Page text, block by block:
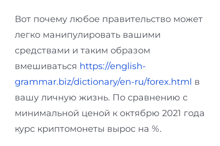
Вот почему любое правительство может
легко манипулировать вашими
средствами и таким образом
вмешиваться https://english-
grammar.biz/dictionary/en-ru/forex.html в
вашу личную жизнь. По сравнению с
минимальной ценой к октябрю 2021 года
курс криптомонеты вырос на %.